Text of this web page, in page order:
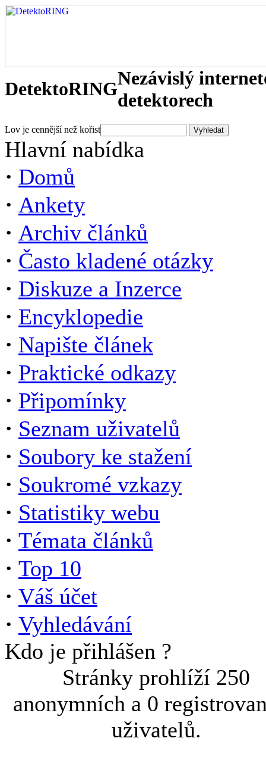
DetektoRINGNezávislý
detektorech
Lov je cennější než kořist
Hlavní nabídka
· Domů
· Ankety
· Archiv článků
· Často kladené otázky
· Diskuze a Inzerce
· Encyklopedie
· Napište článek
· Praktické odkazy
· Připomínky
· Seznam uživatelů
· Soubory ke stažení
· Soukromé vzkazy
· Statistiky webu
· Témata článků
· Top 10
· Váš účet
· Vyhledávání
Kdo je přihlášen ?
Stránky prohlíží 250
anonymních a 0
uživatelů.